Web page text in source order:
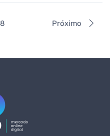
Próximo